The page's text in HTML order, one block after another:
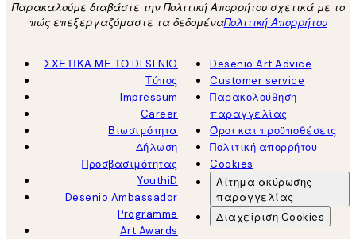
Παρακαλούμε διαβάστε την Πολιτική Απορρήτου σχετικά με το
πώς επεξεργαζόμαστε τα δεδομέναΠολιτική Απορρήτου
ΣΧΕΤΙΚΑ ΜΕ ΤΟ DESENIO
Τύπος
Impressum
Career
Βιωσιμότητα
Δήλωση
Προσβασιμότητας
YouthiD
Desenio Ambassador
Programme
Art Awards
Desenio Art Advice
Customer service
Παρακολούθηση
παραγγελίας
Όροι και προϋποθέσεις
Πολιτική απορρήτου
Cookies
Αίτημα ακύρωσης
παραγγελίας
Διαχείριση Cookies